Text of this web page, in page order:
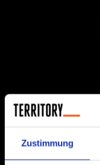
Zustimmung